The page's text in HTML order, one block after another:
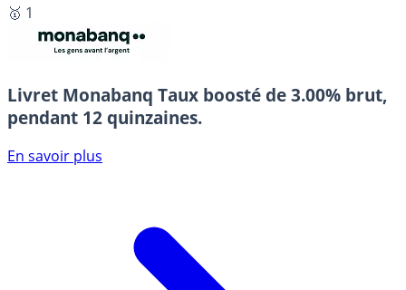
🥇 1
Livret Monabanq Taux boosté de 3.00% brut,
pendant 12 quinzaines.
En savoir plus